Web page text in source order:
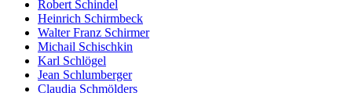
Robert Schindel
Heinrich Schirmbeck
Walter Franz Schirmer
Michail Schischkin
Karl Schlögel
Jean Schlumberger
Claudia Schmölders